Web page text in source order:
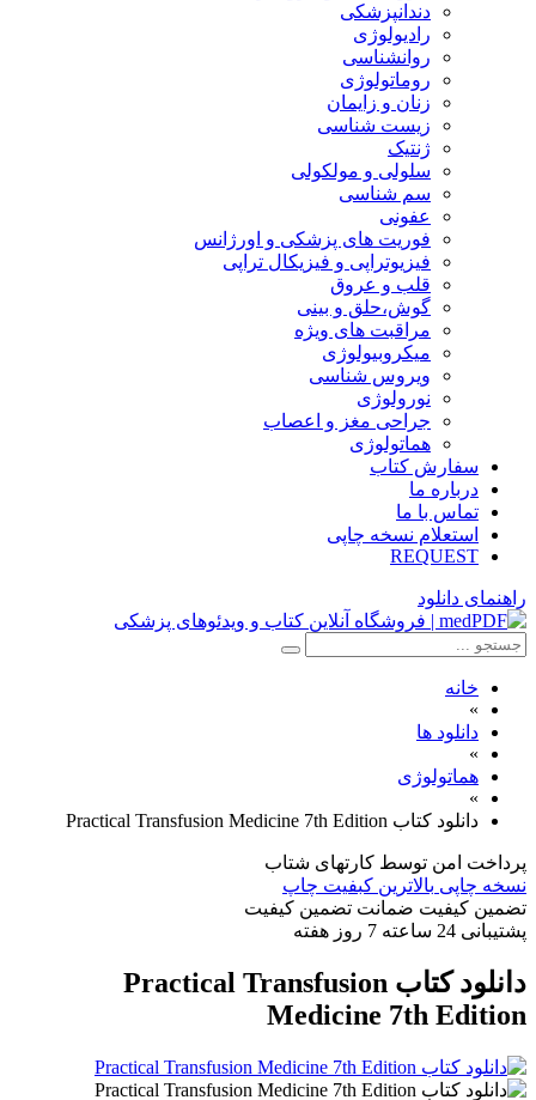
دندانپزشکی
رادیولوژی
روانشناسی
روماتولوژی
زنان و زایمان
زیست شناسی
ژنتیک
سلولی و مولکولی
سم شناسی
عفونی
فوریت های پزشکی و اورژانس
فیزیوتراپی و فیزیکال تراپی
قلب و عروق
گوش،حلق و بینی
مراقبت های ویژه
میکروبیولوژی
ویروس شناسی
نورولوژی
جراحی مغز و اعصاب
هماتولوژی
سفارش کتاب
درباره ما
تماس با ما
استعلام نسخه چاپی
REQUEST
راهنمای دانلود
خانه
»
دانلود ها
»
هماتولوژی
»
دانلود کتاب Practical Transfusion Medicine 7th Edition
پرداخت امن توسط کارتهای شتاب
نسخه چاپی بالاترین کبفیت چاپ
تضمین کیفیت ضمانت تضمین کیفیت
پشتیبانی 24 ساعته 7 روز هفته
دانلود کتاب Practical Transfusion
Medicine 7th Edition